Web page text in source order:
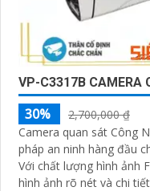
VP-C3317B CAMERA
30%
2,700,000 ₫
Camera quan sát Công
pháp an ninh hàng đầu
Với chất lượng hình ảnh
hình ảnh rõ nét và chi tiết